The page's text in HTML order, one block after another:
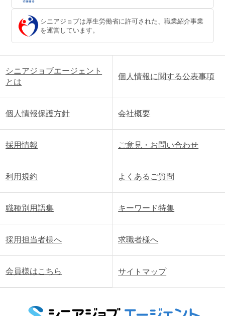
シニアジョブは厚生労働省に許可された、職業紹介事業
を運営しています。
シニアジョブエージェント
とは
個人情報に関する公表事項
個人情報保護方針 会社概要
採用情報 ご意見・お問い合わせ
利用規約 よくあるご質問
職種別用語集 キーワード特集
採用担当者様へ 求職者様へ
会員様はこちら サイトマップ